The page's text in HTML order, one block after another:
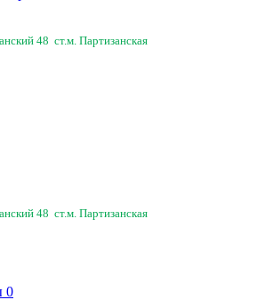
48 ст.м. Партизанская
48 ст.м. Партизанская
0